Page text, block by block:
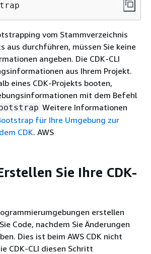
vom Stammverzeichnis
aus durchführen, müssen Sie keine
angeben. Die CDK-CLI
aus Ihrem Projekt.
eines CDK-Projekts booten,
mit dem Befehl
Weitere Informationen
für Ihre Umgebung zur
CDK. AWS
Sie Ihre CDK-
erstellen
Code, nachdem Sie Änderungen
Dies ist beim AWS CDK nicht
CDK-CLI diesen Schritt